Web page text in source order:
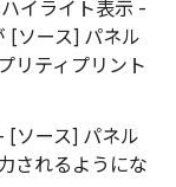
イライト表示 -
[ソース] パネル
リティプリント
[ソース] パネル
されるようにな